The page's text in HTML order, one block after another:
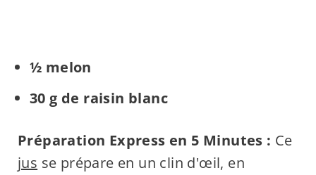
½ melon
30 g de raisin blanc
Préparation Express en 5 Minutes : Ce
jus se prépare en un clin d'œil, en